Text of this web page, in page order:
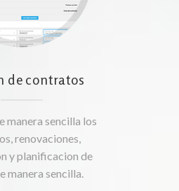
de contratos
manera sencilla los
renovaciones,
y planificacion de
manera sencilla.